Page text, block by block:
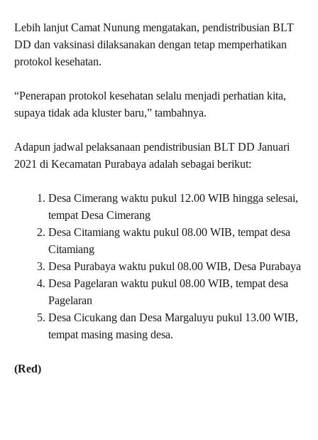
Lebih lanjut Camat Nunung mengatakan, pendistribusian BLT
DD dan vaksinasi dilaksanakan dengan tetap memperhatikan
protokol kesehatan.
“Penerapan protokol kesehatan selalu menjadi perhatian kita,
supaya tidak ada kluster baru,” tambahnya.
Adapun jadwal pelaksanaan pendistribusian BLT DD Januari
2021 di Kecamatan Purabaya adalah sebagai berikut:
Desa Cimerang waktu pukul 12.00 WIB hingga selesai,
tempat Desa Cimerang
Desa Citamiang waktu pukul 08.00 WIB, tempat desa
Citamiang
Desa Purabaya waktu pukul 08.00 WIB, Desa Purabaya
Desa Pagelaran waktu pukul 08.00 WIB, tempat desa
Pagelaran
Desa Cicukang dan Desa Margaluyu pukul 13.00 WIB,
tempat masing masing desa.
(Red)